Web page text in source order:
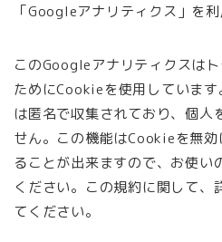
「Googleアナリティクス」を利
このGoogleアナリティクスは
ためにCookieを使用していま
は匿名で収集されており、個人
せん。この機能はCookieを無
ることが出来ますので、お使い
ください。この規約に関して、
てください。